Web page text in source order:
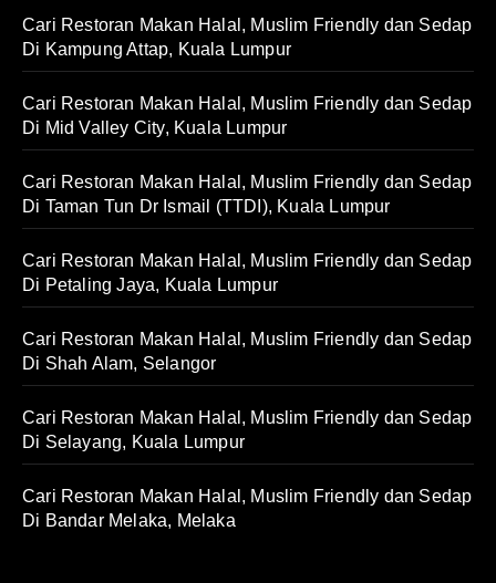
Cari Restoran Makan Halal, Muslim Friendly dan Sedap
Di Kampung Attap, Kuala Lumpur
Cari Restoran Makan Halal, Muslim Friendly dan Sedap
Di Mid Valley City, Kuala Lumpur
Cari Restoran Makan Halal, Muslim Friendly dan Sedap
Di Taman Tun Dr Ismail (TTDI), Kuala Lumpur
Cari Restoran Makan Halal, Muslim Friendly dan Sedap
Di Petaling Jaya, Kuala Lumpur
Cari Restoran Makan Halal, Muslim Friendly dan Sedap
Di Shah Alam, Selangor
Cari Restoran Makan Halal, Muslim Friendly dan Sedap
Di Selayang, Kuala Lumpur
Cari Restoran Makan Halal, Muslim Friendly dan Sedap
Di Bandar Melaka, Melaka